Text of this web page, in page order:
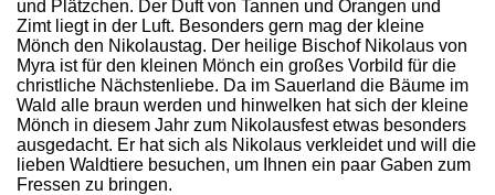
und Plätzchen. Der Duft von Tannen und Orangen und
Zimt liegt in der Luft. Besonders gern mag der kleine
Mönch den Nikolaustag. Der heilige Bischof Nikolaus von
Myra ist für den kleinen Mönch ein großes Vorbild für die
christliche Nächstenliebe. Da im Sauerland die Bäume im
Wald alle braun werden und hinwelken hat sich der kleine
Mönch in diesem Jahr zum Nikolausfest etwas besonders
ausgedacht. Er hat sich als Nikolaus verkleidet und will die
lieben Waldtiere besuchen, um Ihnen ein paar Gaben zum
Fressen zu bringen.